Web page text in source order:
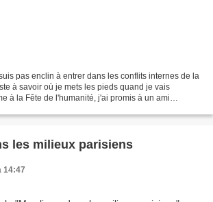
pas enclin à entrer dans les conflits internes de la
à savoir où je mets les pieds quand je vais
à la Fête de l'humanité, j'ai promis à un ami
les milieux parisiens
14:47